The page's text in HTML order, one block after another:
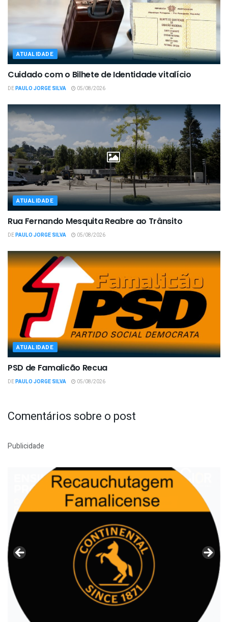
ATUALIDADE
Cuidado com o Bilhete de Identidade vitalício
DEPAULO JORGE SILVA 05/08/2026
ATUALIDADE
Rua Fernando Mesquita Reabre ao Trânsito
DEPAULO JORGE SILVA 05/08/2026
ATUALIDADE
PSD de Famalicão Recua
DEPAULO JORGE SILVA 05/08/2026
Comentários sobre o post
Publicidade